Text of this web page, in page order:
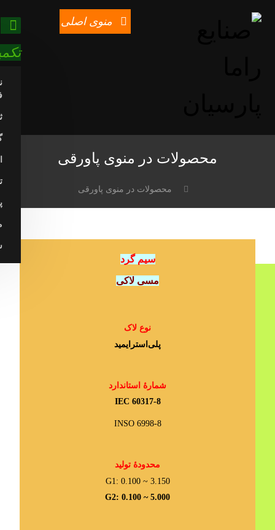
منوی اصلی
محصولات در منوی پاورقی
محصولات در منوی پاورقی
سیم گرد
مسی لاکی
نوع لاک
پلی‌استرایمید
شمارۀ استاندارد
IEC 60317-8
INSO 6998-8
محدودۀ تولید
G1: 0.100 ~ 3.150
G2: 0.100 ~ 5.000